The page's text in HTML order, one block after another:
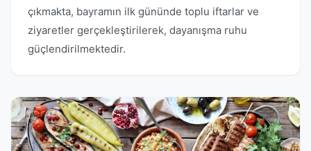
çıkmakta, bayramın ilk gününde toplu iftarlar ve
ziyaretler gerçekleştirilerek, dayanışma ruhu
güçlendirilmektedir.